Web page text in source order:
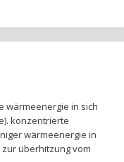
wärmeenergie in sich
konzentrierte
wärmeenergie in
überhitzung vom